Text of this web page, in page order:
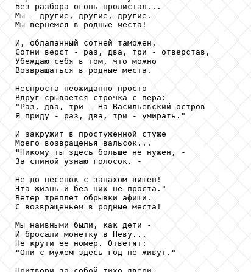
Без разбора огонь пролистал...
Мы - другие, другие, другие.
Мы вернемся в родные места!
И, облапанный сотней таможен,
Сотни верст - раз, два, три - отверстав,
Убеждаю себя в том, что можно
Возвращаться в родные места.
Неспроста неожиданно просто
Вдруг срывается строчка с пера:
"Раз, два, три - На Васильевский остров
Я приду - раз, два, три - умирать."
И закружит в простуженной стуже
Моего возвращенья вальсок...
"Никому ты здесь больше не нужен, -
За спиной узнаю голосок. -
Не до песенок с запахом вишен!
Эта жизнь и без них не проста."
Ветер треплет обрывки афиши.
С возвращеньем в родные места!
Мы наивными были, как дети -
И бросали монетку в Неву...
Не крути ее номер. Ответят:
"Они с мужем здесь год не живут."